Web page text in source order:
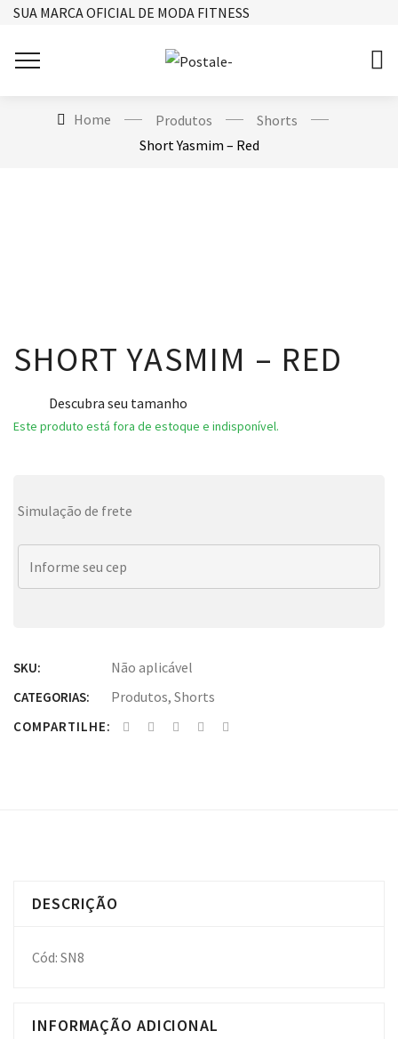
SUA MARCA OFICIAL DE MODA FITNESS
Home Produtos
Shorts
Short Yasmim – Red
SHORT YASMIM – RED
Descubra seu tamanho
Este produto está fora de estoque e indisponível.
Simulação de frete
SKU: Não aplicável
CATEGORIAS: Produtos, Shorts
COMPARTILHE:
DESCRIÇÃO
Cód: SN8
INFORMAÇÃO ADICIONAL